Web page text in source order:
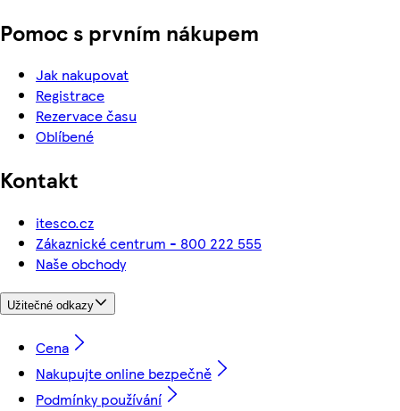
Pomoc s prvním nákupem
Jak nakupovat
Registrace
Rezervace času
Oblíbené
Kontakt
itesco.cz
Zákaznické centrum - 800 222 555
Naše obchody
Užitečné odkazy
Cena
Nakupujte online bezpečně
Podmínky používání